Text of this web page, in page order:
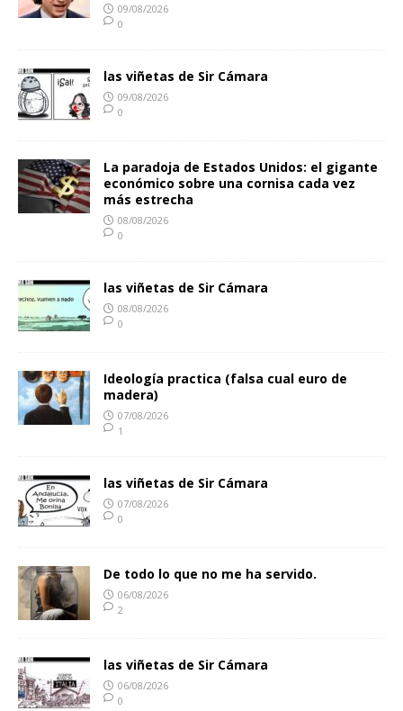
09/08/2026
0
las viñetas de Sir Cámara
09/08/2026
0
La paradoja de Estados Unidos: el gigante
económico sobre una cornisa cada vez
más estrecha
08/08/2026
0
las viñetas de Sir Cámara
08/08/2026
0
Ideología practica (falsa cual euro de
madera)
07/08/2026
1
las viñetas de Sir Cámara
07/08/2026
0
De todo lo que no me ha servido.
06/08/2026
2
las viñetas de Sir Cámara
06/08/2026
0